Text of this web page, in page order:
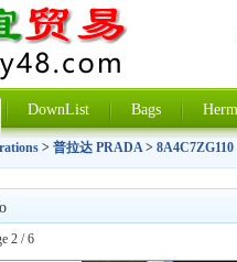
DownList Bags
> 普拉达 PRADA> 8A4C7ZG110
2 / 6